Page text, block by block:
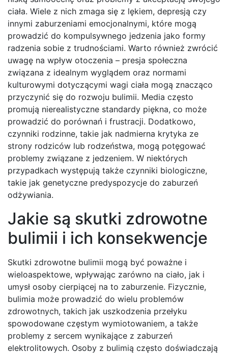
ciała. Wiele z nich zmaga się z lękiem, depresją czy
innymi zaburzeniami emocjonalnymi, które mogą
prowadzić do kompulsywnego jedzenia jako formy
radzenia sobie z trudnościami. Warto również zwrócić
uwagę na wpływ otoczenia – presja społeczna
związana z idealnym wyglądem oraz normami
kulturowymi dotyczącymi wagi ciała mogą znacząco
przyczynić się do rozwoju bulimii. Media często
promują nierealistyczne standardy piękna, co może
prowadzić do porównań i frustracji. Dodatkowo,
czynniki rodzinne, takie jak nadmierna krytyka ze
strony rodziców lub rodzeństwa, mogą potęgować
problemy związane z jedzeniem. W niektórych
przypadkach występują także czynniki biologiczne,
takie jak genetyczne predyspozycje do zaburzeń
odżywiania.
Jakie są skutki zdrowotne
bulimii i ich konsekwencje
Skutki zdrowotne bulimii mogą być poważne i
wieloaspektowe, wpływając zarówno na ciało, jak i
umysł osoby cierpiącej na to zaburzenie. Fizycznie,
bulimia może prowadzić do wielu problemów
zdrowotnych, takich jak uszkodzenia przełyku
spowodowane częstym wymiotowaniem, a także
problemy z sercem wynikające z zaburzeń
elektrolitowych. Osoby z bulimią często doświadczają